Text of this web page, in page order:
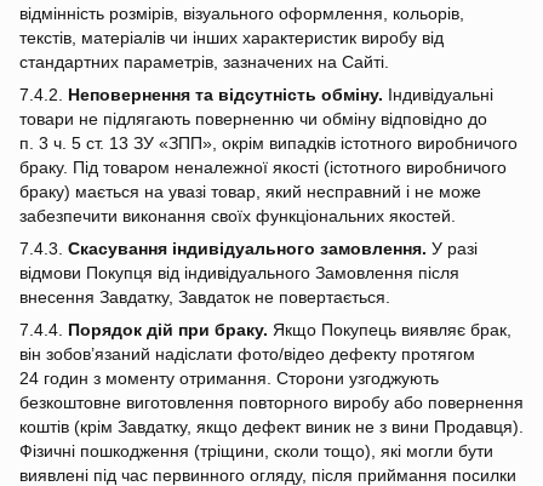
відмінність розмірів, візуального оформлення, кольорів,
текстів, матеріалів чи інших характеристик виробу від
стандартних параметрів, зазначених на Сайті.
7.4.2. Неповернення та відсутність обміну. Індивідуальні
товари не підлягають поверненню чи обміну відповідно до
п. 3 ч. 5 ст. 13 ЗУ «ЗПП», окрім випадків істотного виробничого
браку. Під товаром неналежної якості (істотного виробничого
браку) мається на увазі товар, який несправний і не може
забезпечити виконання своїх функціональних якостей.
7.4.3. Скасування індивідуального замовлення. У разі
відмови Покупця від індивідуального Замовлення після
внесення Завдатку, Завдаток не повертається.
7.4.4. Порядок дій при браку. Якщо Покупець виявляє брак,
він зобов’язаний надіслати фото/відео дефекту протягом
24 годин з моменту отримання. Сторони узгоджують
безкоштовне виготовлення повторного виробу або повернення
коштів (крім Завдатку, якщо дефект виник не з вини Продавця).
Фізичні пошкодження (тріщини, сколи тощо), які могли бути
виявлені під час первинного огляду, після приймання посилки